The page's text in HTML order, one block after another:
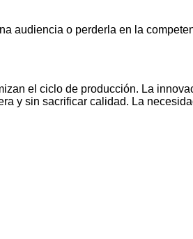
audiencia o perderla en la
el ciclo de producción. La
y sin sacrificar calidad. La